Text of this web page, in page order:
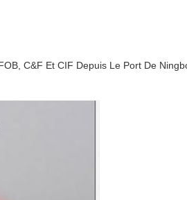
C&F Et CIF Depuis Le Port De